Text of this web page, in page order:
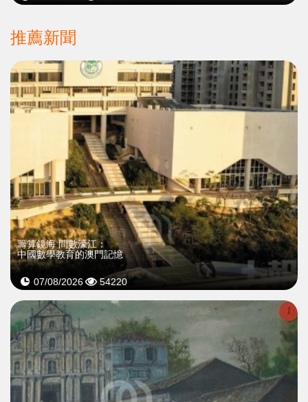
推薦新聞
籌算鏡海 問數濠江：
中國數學教育的澳門記憶
07/08/2026 54220